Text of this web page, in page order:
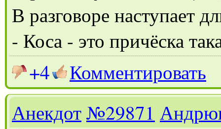
В разговоре наступает
- Коса - это причёска
+4
Комментировать
Анекдот№29871